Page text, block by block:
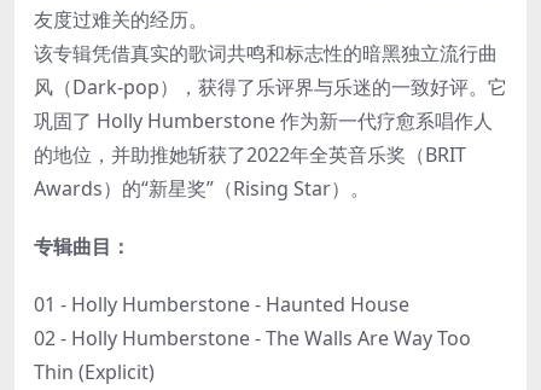
友度过难关的经历。
该专辑凭借真实的歌词共鸣和标志性的暗黑独立流行曲
风（Dark-pop），获得了乐评界与乐迷的一致好评。它
巩固了 Holly Humberstone 作为新一代疗愈系唱作人
的地位，并助推她斩获了2022年全英音乐奖（BRIT
Awards）的“新星奖”（Rising Star）。
专辑曲目：
01 - Holly Humberstone - Haunted House
02 - Holly Humberstone - The Walls Are Way Too
Thin (Explicit)